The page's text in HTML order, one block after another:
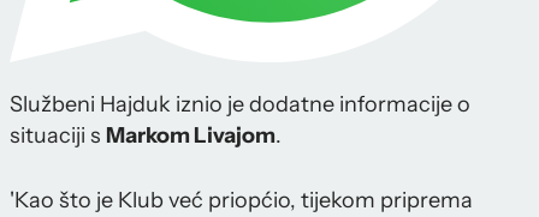
Službeni Hajduk iznio je dodatne informacije o
situaciji s Markom Livajom.
'Kao što je Klub već priopćio, tijekom priprema